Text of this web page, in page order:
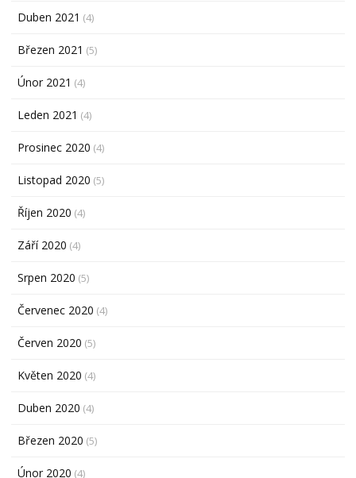
Duben 2021 (4)
Březen 2021 (5)
Únor 2021 (4)
Leden 2021 (4)
Prosinec 2020 (4)
Listopad 2020 (5)
Říjen 2020 (4)
Září 2020 (4)
Srpen 2020 (5)
Červenec 2020 (4)
Červen 2020 (5)
Květen 2020 (4)
Duben 2020 (4)
Březen 2020 (5)
Únor 2020 (4)